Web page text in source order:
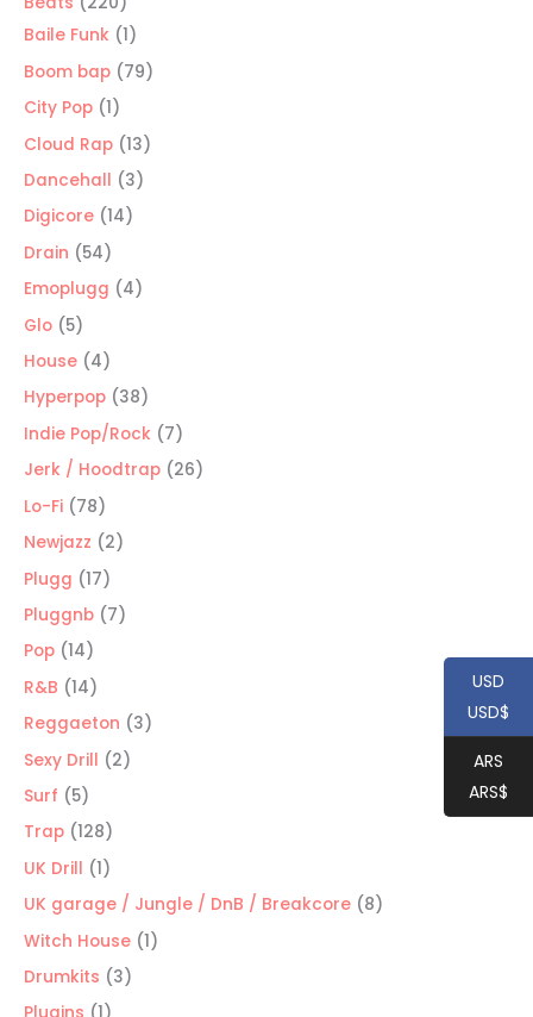
productos
Baile Funk 11
producto
Boom bap 7979
City Pop 11
producto
Cloud Rap 1313
productos
Dancehall 33
Digicore 1414
Drain 5454
productos
Emoplugg 44
Glo 55
productos
House 44
productos
Hyperpop 3838
productos
Indie Pop/Rock 77
productos
Jerk / Hoodtrap 2626
Lo-Fi 7878
productos
Newjazz 22
Plugg 1717
productos
Pluggnb 77
Pop 1414
productos
R&B 1414
productos
Reggaeton 33
Sexy Drill 22
Surf 55
productos
Trap 128128
productos
UK Drill 11
producto
UK garage / Jungle / DnB / Breakcore 88
Witch House 11
Drumkits 33
1
USD
USD$
ARS
ARS$